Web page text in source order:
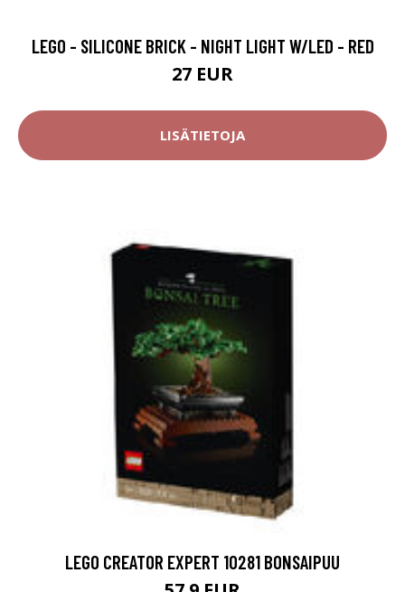
LEGO - SILICONE BRICK - NIGHT LIGHT W/LED - RED
27 EUR
LISÄTIETOJA
LEGO CREATOR EXPERT 10281 BONSAIPUU